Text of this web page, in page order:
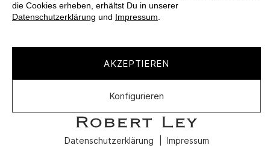
die Cookies erheben, erhältst Du in unserer
Datenschutzerklärung und Impressum.
AKZEPTIEREN
Konfigurieren
Datenschutzerklärung Impressum